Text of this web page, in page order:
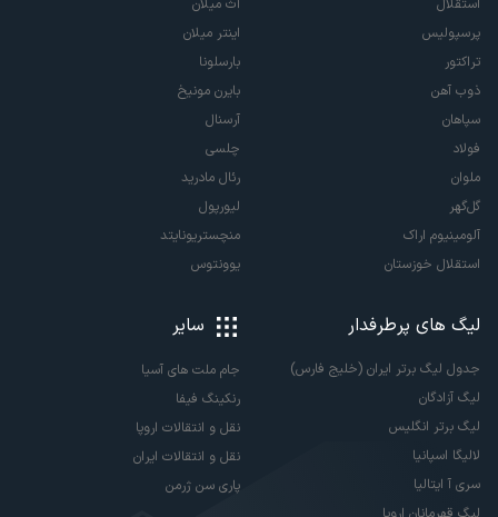
استقلال
پرسپولیس
تراکتور
ذوب آهن
سپاهان
فولاد
ملوان
گل‌گهر
آلومینیوم اراک
استقلال خوزستان
آث میلان
اینتر میلان
بارسلونا
بایرن مونیخ
آرسنال
چلسی
رئال مادرید
لیورپول
منچستریونایتد
یوونتوس
لیگ های پرطرفدار
جدول لیگ برتر ایران (خلیج فارس)
لیگ آزادگان
لیگ برتر انگلیس
لالیگا اسپانیا
سری آ ایتالیا
سایر
جام ملت های آسیا
رنکینگ فیفا
نقل و انتقالات اروپا
نقل و انتقالات ایران
پاری سن ژرمن